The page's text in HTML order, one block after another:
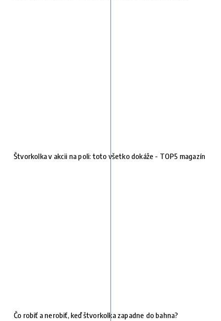
Štvorkolka v akcii na poli: toto všetko dokáže - TOP5 magazín
Čo robiť a nerobiť, keď štvorkolka zapadne do bahna?